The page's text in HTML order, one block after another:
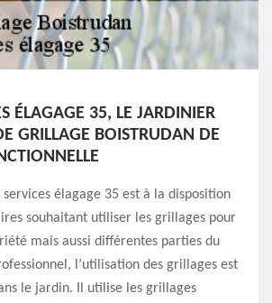
ÉLAGAGE 35, LE JARDINIER
GRILLAGE BOISTRUDAN DE
élagage 35 est à la disposition
souhaitant utiliser les grillages pour
mais aussi différentes parties du
l’utilisation des grillages est
le jardin. Il utilise les grillages